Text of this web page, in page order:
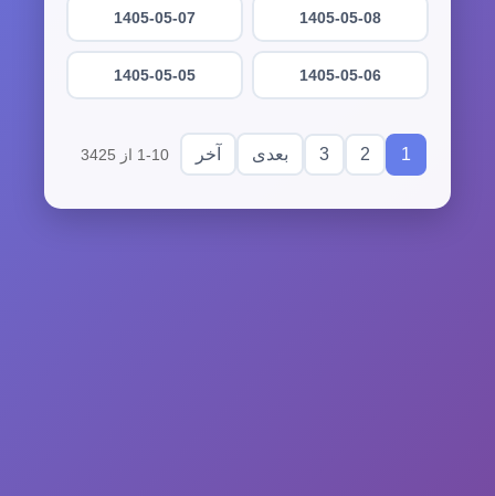
1405-05-08
1405-05-07
1405-05-06
1405-05-05
1
2
3 بعدی آخر 1-10 از 3425